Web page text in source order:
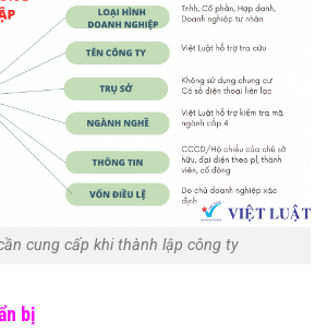
cung cấp khi thành lập công ty
bị